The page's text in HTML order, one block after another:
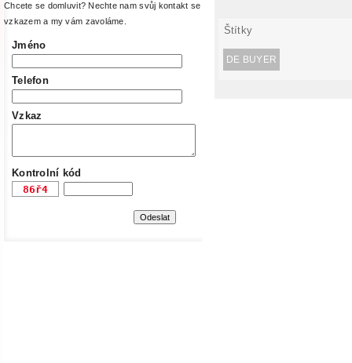
Chcete se domluvit? Nechte nam svůj kontakt se
vzkazem a my vám zavoláme.
Jméno
Telefon
Vzkaz
Kontrolní kód
Štítky
DE BUYER